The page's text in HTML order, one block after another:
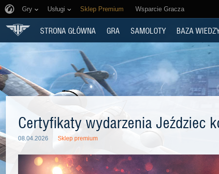
Gry Usługi Sklep Premium Wsparcie Gracza
STRONA GŁÓWNA GRA SAMOLOTY BAZA
Certyfikaty wydarzenia Jeździec
08.04.2026 Sklep premium